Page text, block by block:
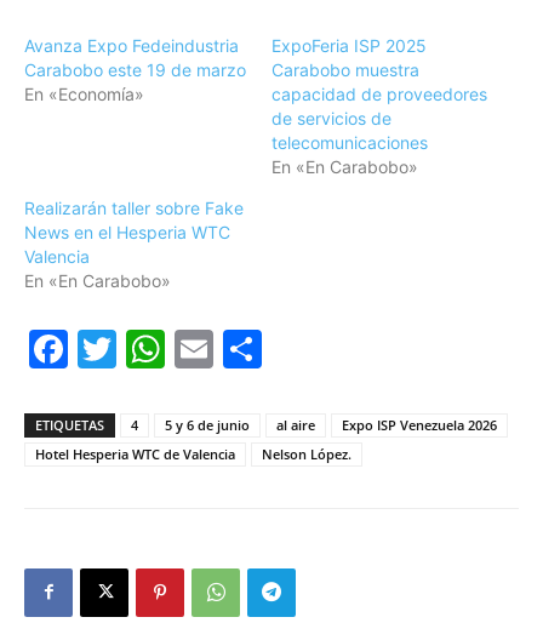
Avanza Expo Fedeindustria
Carabobo este 19 de marzo
En «Economía»
ExpoFeria ISP 2025
Carabobo muestra
capacidad de proveedores
de servicios de
telecomunicaciones
En «En Carabobo»
Realizarán taller sobre Fake
News en el Hesperia WTC
Valencia
En «En Carabobo»
Facebook
Twitter
WhatsApp
Email
ETIQUETAS 4 5 y 6 de junio al aire
Expo ISP Venezuela 2026
Hotel Hesperia WTC de Valencia
Nelson López.